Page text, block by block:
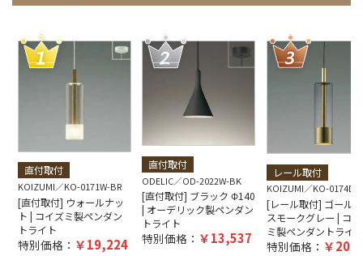
直付取付
KOIZUMI KO-0171W-BR
[直付取付] ウォールナッ
ト | コイズミ製ペンダン
トライト
特別価格： 19,224
直付取付
ODELIC OD-2022W-BK
[直付取付] ブラック Φ140
| オーデリック製ペンダン
トライト
特別価格： 13,537
レール取付
KOIZUMI KO-0174D-
[レール取付] ゴール
スモークグレー | コ
ミ製ペンダントライト
特別価格：